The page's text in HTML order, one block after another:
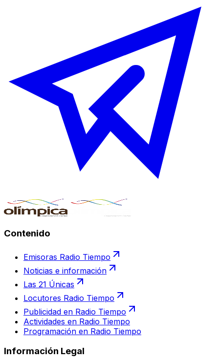
Contenido
Emisoras Radio Tiempo
Noticias e información
Las 21 Únicas
Locutores Radio Tiempo
Publicidad en Radio Tiempo
Actividades en Radio Tiempo
Programación en Radio Tiempo
Información Legal